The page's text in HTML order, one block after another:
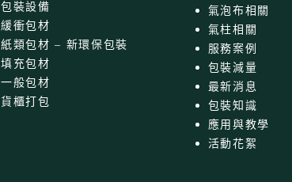
包裝設備
緩衝包材
紙類包材 – 新環保包裝
填充包材
一般包材
貨櫃打包
氣泡布相關
氣柱相關
服務案例
包裝減量
最新消息
包裝知識
應用與教學
活動花絮